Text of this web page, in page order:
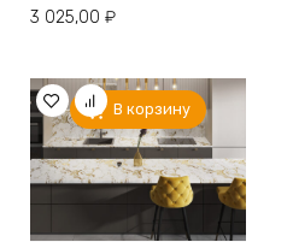
3 025,00 ₽
В корзину